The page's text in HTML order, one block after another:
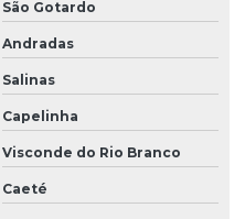
São Gotardo
Andradas
Salinas
Capelinha
Visconde do Rio Branco
Caeté